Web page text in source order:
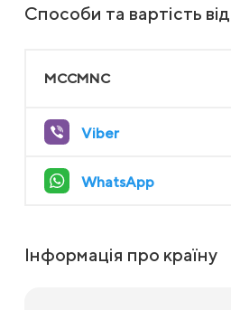
Способи та вартість
MCCMNC
Viber
WhatsApp
Інформація про країну